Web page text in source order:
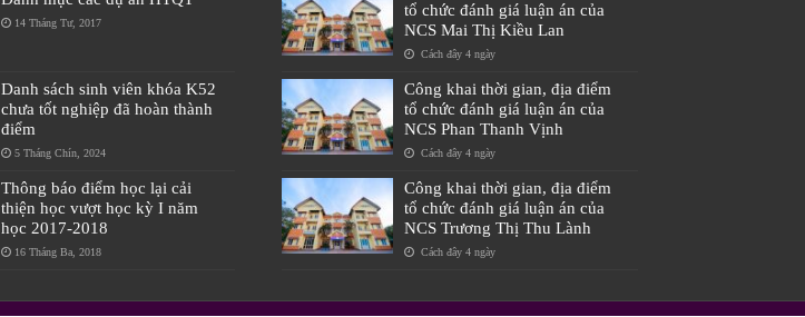
14 Tháng Tư, 2017
Danh sách sinh viên khóa K52
chưa tốt nghiệp đã hoàn thành
điểm
5 Tháng Chín, 2024
Thông báo điểm học lại cải
thiện học vượt học kỳ I năm
học 2017-2018
16 Tháng Ba, 2018
tổ chức đánh giá luận án của
NCS Mai Thị Kiều Lan
Cách đây 4 ngày
Công khai thời gian, địa điểm
tổ chức đánh giá luận án của
NCS Phan Thanh Vịnh
Cách đây 4 ngày
Công khai thời gian, địa điểm
tổ chức đánh giá luận án của
NCS Trương Thị Thu Lành
Cách đây 4 ngày